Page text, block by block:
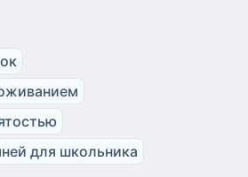
для школьника